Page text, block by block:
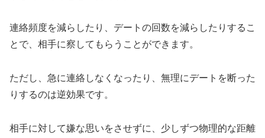
連絡頻度を減らしたり、デートの回数を減らしたりするこ
とで、相手に察してもらうことができます。
ただし、急に連絡しなくなったり、無理にデートを断った
りするのは逆効果です。
相手に対して嫌な思いをさせずに、少しずつ物理的な距離